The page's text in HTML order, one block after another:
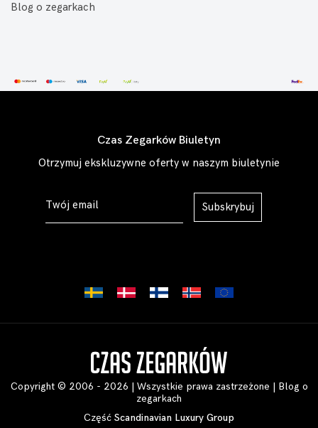
Blog o zegarkach
Czas Zegarków Biuletyn
Otrzymuj ekskluzywne oferty w naszym biuletynie
Subskrybuj
Copyright © 2006 - 2026 | Wszystkie prawa zastrzeżone | Blog o
zegarkach
Część Scandinavian Luxury Group